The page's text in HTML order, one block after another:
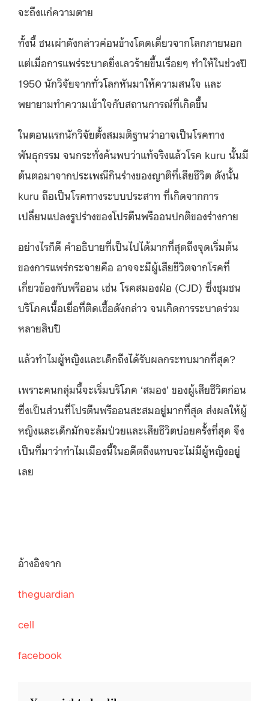
จะถึงแก่ความตาย
ทั้งนี้ ชนเผ่าดังกล่าวค่อนข้างโดดเดี่ยวจากโลกภายนอก
แต่เมื่อการแพร่ระบาดยิ่งเลวร้ายขึ้นเรื่อยๆ ทำให้ในช่วงปี
1950 นักวิจัยจากทั่วโลกหันมาให้ความสนใจ และ
พยายามทําความเข้าใจกับสถานการณ์ที่เกิดขึ้น
ในตอนแรกนักวิจัยตั้งสมมติฐานว่าอาจเป็นโรคทาง
พันธุกรรม จนกระทั่งค้นพบว่าแท้จริงแล้วโรค kuru นั้นมี
ต้นตอมาจากประเพณีกินร่างของญาติที่เสียชีวิต ดังนั้น
kuru ถือเป็นโรคทางระบบประสาท ที่เกิดจากการ
เปลี่ยนแปลงรูปร่างของโปรตีนพรีออนปกติของร่างกาย
อย่างไรก็ดี คําอธิบายที่เป็นไปได้มากที่สุดถึงจุดเริ่มต้น
ของการแพร่กระจายคือ อาจจะมีผู้เสียชีวิตจากโรคที่
เกี่ยวข้องกับพรีออน เช่น โรคสมองฝ่อ (CJD) ซึ่งชุมชน
บริโภคเนื้อเยื่อที่ติดเชื้อดังกล่าว จนเกิดการระบาดร่วม
หลายสิบปี
แล้วทำไมผู้หญิงและเด็กถึงได้รับผลกระทบมากที่สุด?
เพราะคนกลุ่มนี้จะเริ่มบริโภค ‘สมอง’ ของผู้เสียชีวิตก่อน
ซึ่งเป็นส่วนที่โปรตีนพรีออนสะสมอยู่มากที่สุด ส่งผลให้ผู้
หญิงและเด็กมักจะล้มป่วยและเสียชีวิตบ่อยครั้งที่สุด จึง
เป็นที่มาว่าทำไมเมืองนี้ในอดีตถึงแทบจะไม่มีผู้หญิงอยู่
เลย
อ้างอิงจาก
theguardian
cell
facebook